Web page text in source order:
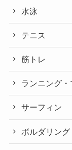
水泳
テニス
筋トレ
ランニング・
サーフィン
ボルダリング